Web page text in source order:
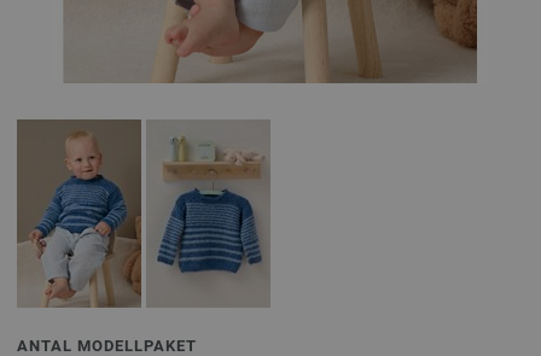
ANTAL MODELLPAKET